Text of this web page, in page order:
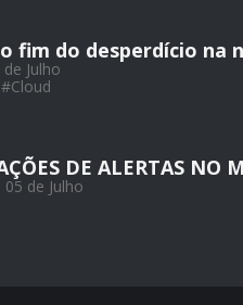
o fim do desperdício na
Julho
#Cloud
DE ALERTAS NO
05 de Julho